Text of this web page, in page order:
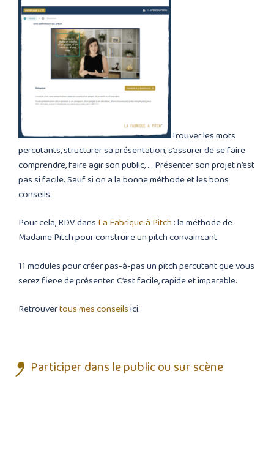
Trouver les mots
percutants, structurer sa présentation, s’assurer de se faire
comprendre, faire agir son public, … Présenter son projet n’est
pas si facile. Sauf si on a la bonne méthode et les bons
conseils.
Pour cela, RDV dans La Fabrique à Pitch : la méthode de
Madame Pitch pour construire un pitch convaincant.
11 modules pour créer pas-à-pas un pitch percutant que vous
serez fier·e de présenter. C’est facile, rapide et imparable.
Retrouvertous mes conseilsici.
Participer dans le public ou sur scène